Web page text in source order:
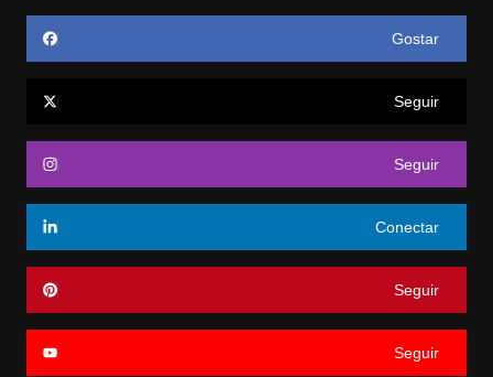
Gostar
Seguir
Seguir
Conectar
Seguir
Seguir